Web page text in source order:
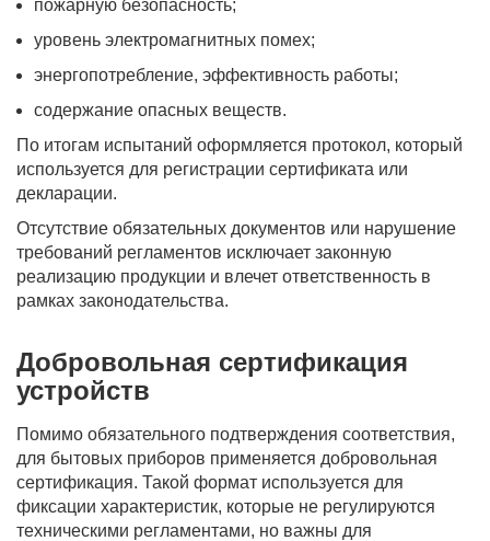
пожарную безопасность;
уровень электромагнитных помех;
энергопотребление, эффективность работы;
содержание опасных веществ.
По итогам испытаний оформляется протокол, который
используется для регистрации сертификата или
декларации.
Отсутствие обязательных документов или нарушение
требований регламентов исключает законную
реализацию продукции и влечет ответственность в
рамках законодательства.
Добровольная сертификация
устройств
Помимо обязательного подтверждения соответствия,
для бытовых приборов применяется добровольная
сертификация. Такой формат используется для
фиксации характеристик, которые не регулируются
техническими регламентами, но важны для